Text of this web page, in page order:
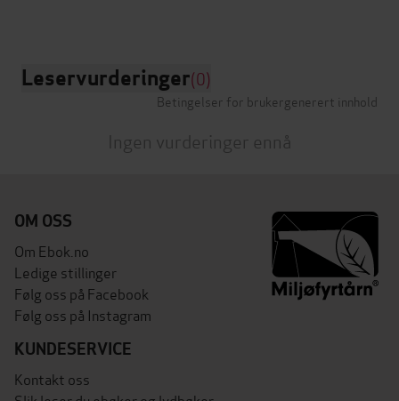
Leservurderinger(0)
Betingelser for brukergenerert innhold
Ingen vurderinger ennå
OM OSS
Om Ebok.no
Ledige stillinger
Følg oss på Facebook
Følg oss på Instagram
KUNDESERVICE
Kontakt oss